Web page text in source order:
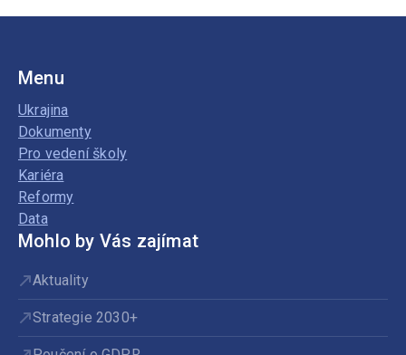
Menu
Ukrajina
Dokumenty
Pro vedení školy
Kariéra
Reformy
Data
Mohlo by Vás zajímat
Aktuality
Strategie 2030+